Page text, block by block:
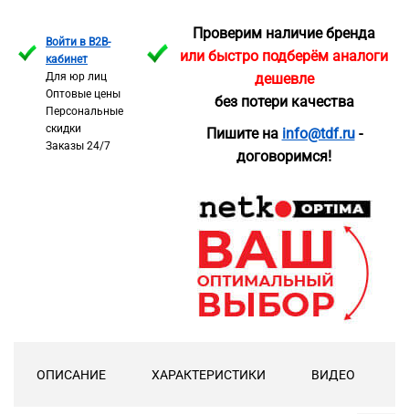
Войти в B2B-
кабинет
Для юр лиц
Оптовые цены
Персональные
скидки
Заказы 24/7
Проверим наличие бренда
или быстро подберём аналоги
дешевле
без потери качества
Пишите на info@tdf.ru-
договоримся!
ОПИСАНИЕ ХАРАКТЕРИСТИКИ ВИДЕО